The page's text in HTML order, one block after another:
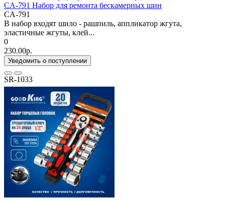
CA-791 Набор для ремонта бескамерных шин
CA-791
В набор входят шило - рашпиль, аппликатор жгута,
эластичные жгуты, клей...
0
230.00р.
Уведомить о поступлении
SR-1033